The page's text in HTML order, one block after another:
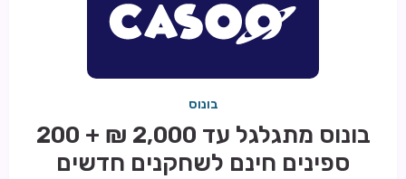
בונוס
בונוס מתגלגל עד 2,000 ₪ + 200
ספינים חינם לשחקנים חדשים